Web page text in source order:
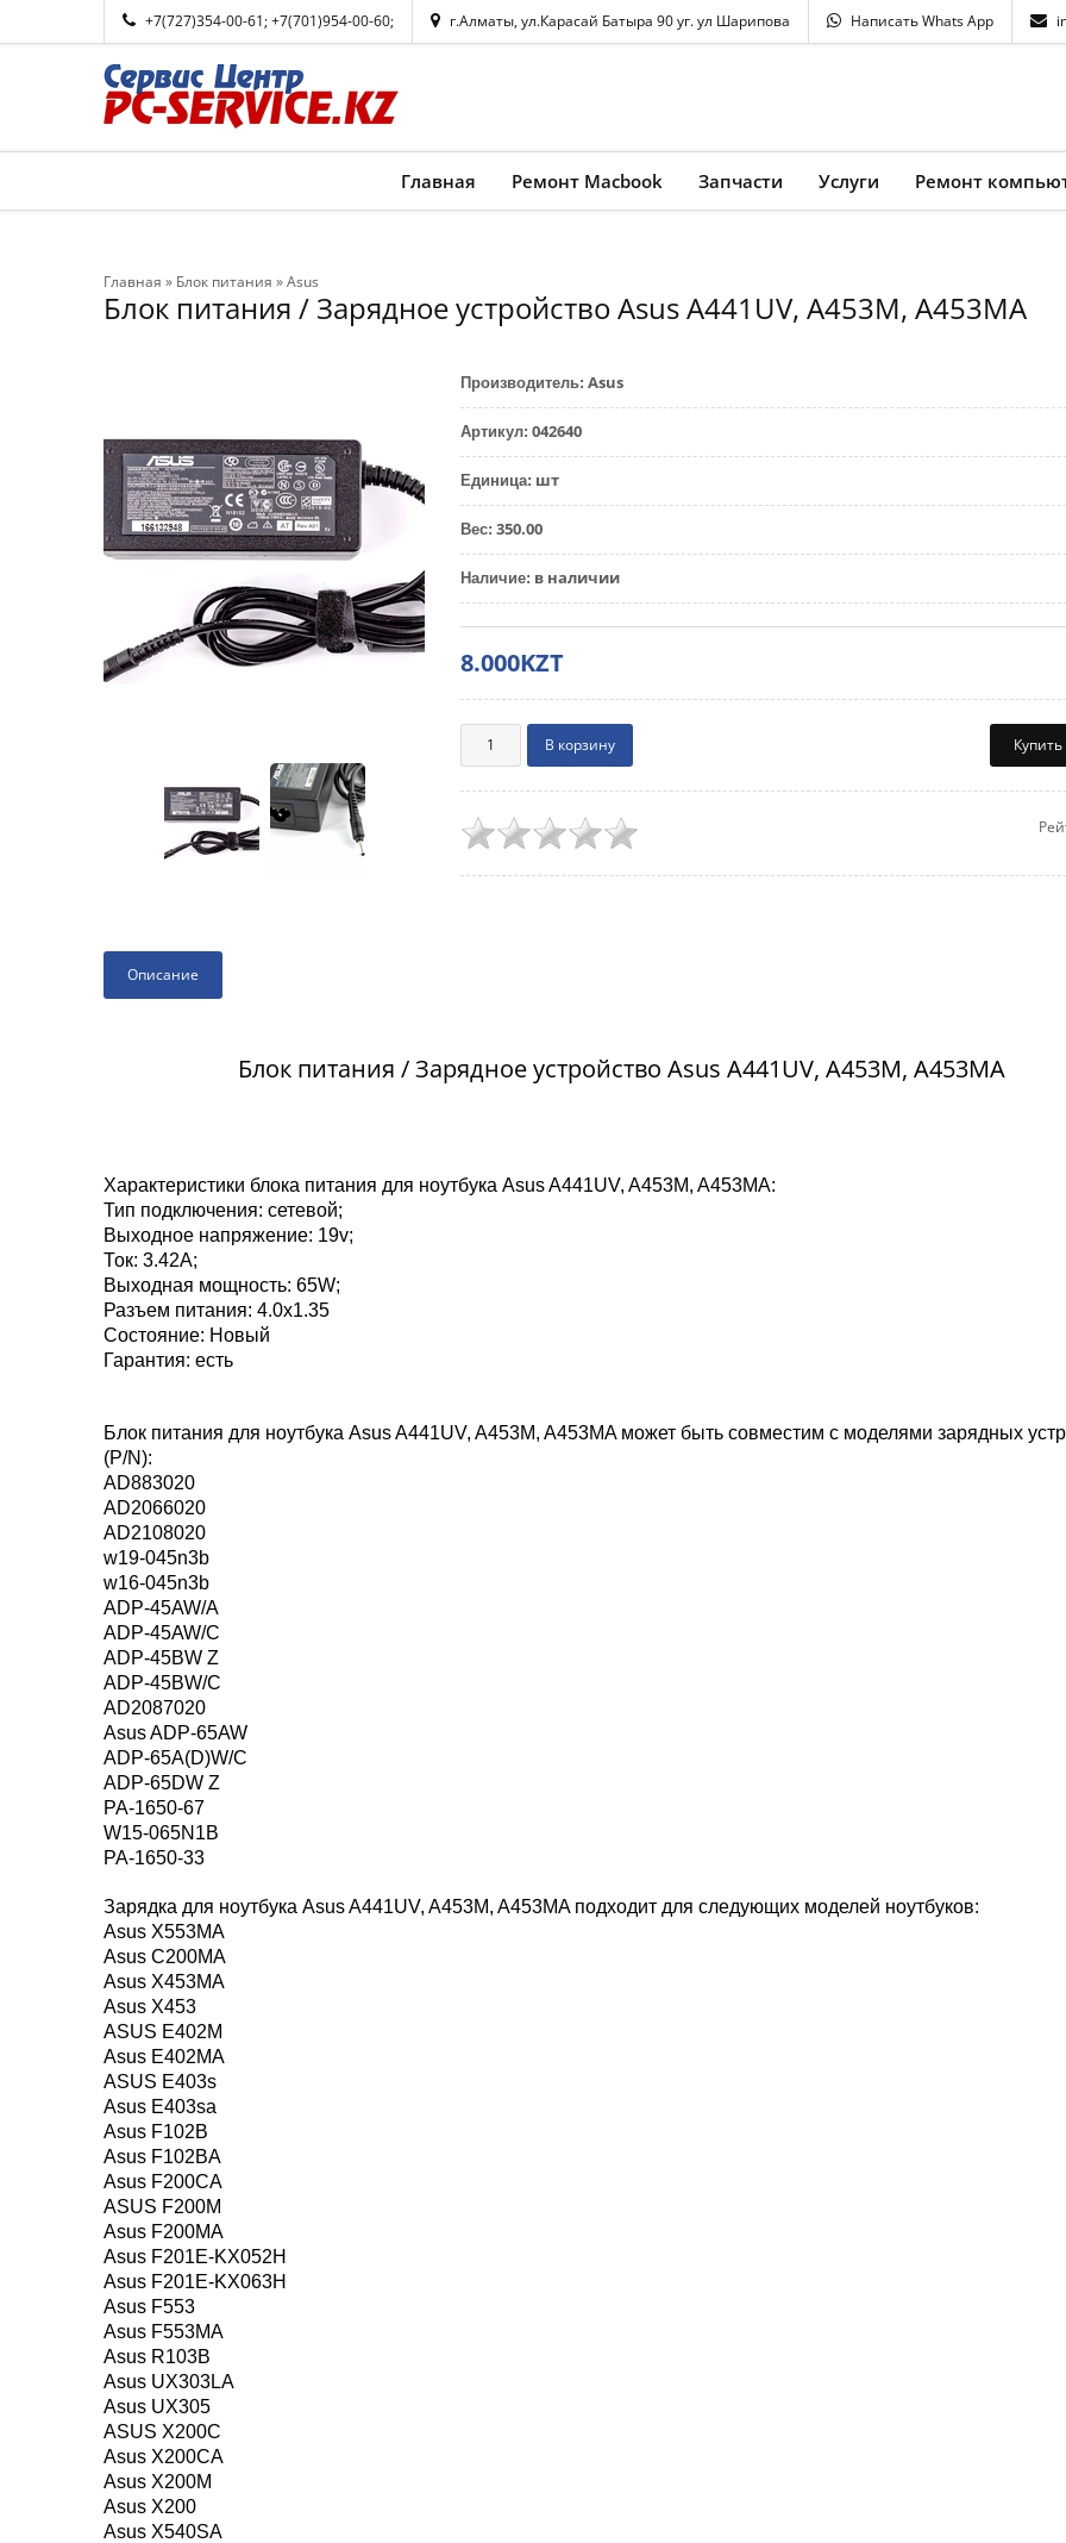
+7(727)354-00-61;+7(701)954-00-60; г.Алматы, ул.Карасай Батыра 90 уг. ул Шарипова Написать Whats App
Главная Ремонт Macbook Запчасти Услуги Ремонт
Главная » Блок питания »Asus
Блок питания / Зарядное устройство Asus A441UV, A453M, A453MA
Производитель: Asus
Артикул: 042640
Единица: шт
Вес: 350.00
Наличие: в наличии
8.000KZT
Описание
Блок питания / Зарядное устройство Asus A441UV, A453M, A453MA
Характеристики блока питания для ноутбука Asus A441UV, A453M, A453MA:
Тип подключения: сетевой;
Выходное напряжение: 19v;
Ток: 3.42A;
Выходная мощность: 65W;
Разъем питания: 4.0x1.35
Состояние: Новый
Гарантия: есть
Блок питания для ноутбука Asus A441UV, A453M, A453MA может быть совместим с моделями зарядных
(P/N):
AD883020
AD2066020
AD2108020
w19-045n3b
w16-045n3b
ADP-45AW/A
ADP-45AW/C
ADP-45BW Z
ADP-45BW/C
AD2087020
Asus ADP-65AW
ADP-65A(D)W/C
ADP-65DW Z
PA-1650-67
W15-065N1B
PA-1650-33
Зарядка для ноутбука Asus A441UV, A453M, A453MA подходит для следующих моделей ноутбуков:
Asus X553MA
Asus C200MA
Asus X453MA
Asus X453
ASUS E402M
Asus E402MA
ASUS E403s
Asus E403sa
Asus F102B
Asus F102BA
Asus F200CA
ASUS F200M
Asus F200MA
Asus F201E-KX052H
Asus F201E-KX063H
Asus F553
Asus F553MA
Asus R103B
Asus UX303LA
Asus UX305
ASUS X200C
Asus X200CA
Asus X200M
Asus X200
Asus X540SA